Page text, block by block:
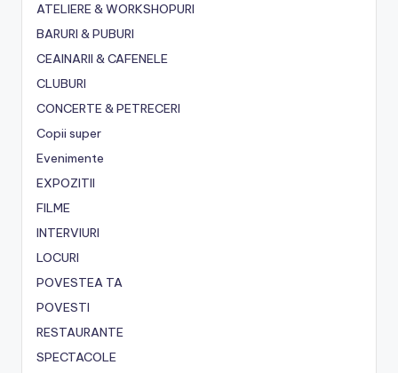
ATELIERE & WORKSHOPURI
BARURI & PUBURI
CEAINARII & CAFENELE
CLUBURI
CONCERTE & PETRECERI
Copii super
Evenimente
EXPOZITII
FILME
INTERVIURI
LOCURI
POVESTEA TA
POVESTI
RESTAURANTE
SPECTACOLE